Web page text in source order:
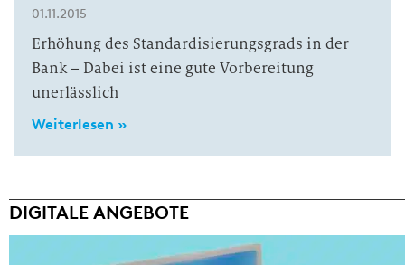
01.11.2015
Erhöhung des Standardisierungsgrads in der
Bank – Dabei ist eine gute Vorbereitung
unerlässlich
Weiterlesen »
DIGITALE ANGEBOTE